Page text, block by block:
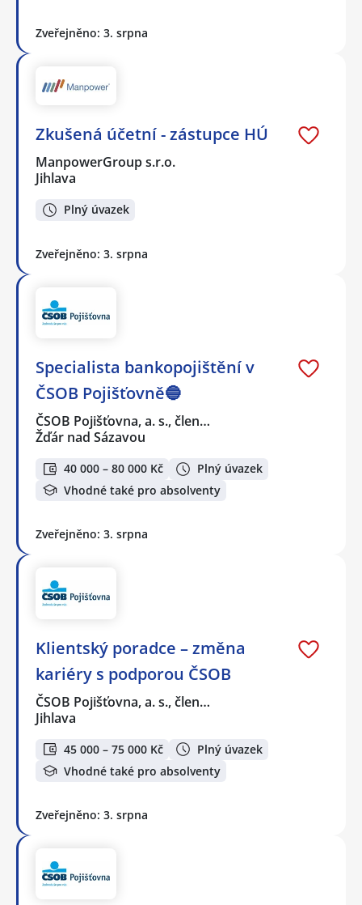
Zveřejněno: 3. srpna
Zkušená účetní - zástupce HÚ
ManpowerGroup s.r.o.
Jihlava
Plný úvazek
Zveřejněno: 3. srpna
Specialista bankopojištění v
ČSOB Pojišťovně🔵
ČSOB Pojišťovna, a. s., člen…
Žďár nad Sázavou
40 000 – 80 000 Kč
Plný úvazek
Vhodné také pro absolventy
Zveřejněno: 3. srpna
Klientský poradce – změna
kariéry s podporou ČSOB
ČSOB Pojišťovna, a. s., člen…
Jihlava
45 000 – 75 000 Kč
Plný úvazek
Vhodné také pro absolventy
Zveřejněno: 3. srpna